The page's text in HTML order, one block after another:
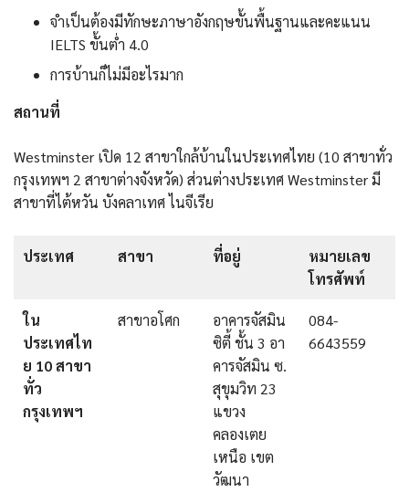
จำเป็นต้องมีทักษะภาษาอังกฤษขั้นพื้นฐานและคะแนน
IELTS ขั้นต่ำ 4.0
การบ้านก็ไม่มีอะไรมาก
สถานที่
Westminster เปิด 12 สาขาใกล้บ้านในประเทศไทย (10 สาขาทั่ว
กรุงเทพฯ 2 สาขาต่างจังหวัด) ส่วนต่างประเทศ Westminster มี
สาขาที่ไต้หวัน บังคลาเทศ ไนจีเรีย
ประเทศ สาขา ที่อยู่
หมายเลข
โทรศัพท์
ใน
ประเทศไท
ย 10 สาขา
ทั่ว
กรุงเทพฯ
สาขาอโศก
อาคารจัสมิน
ซิตี้ ชั้น 3 อา
คารจัสมิน ซ.
สุขุมวิท 23
แขวง
คลองเตย
เหนือ เขต
วัฒนา
084-
6643559